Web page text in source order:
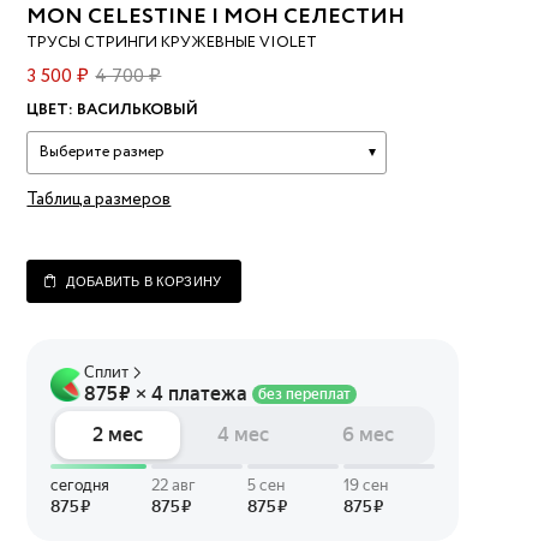
MON CELESTINE | МОН СЕЛЕСТИН
ТРУСЫ СТРИНГИ КРУЖЕВНЫЕ VIOLET
3 500 ₽ 4 700 ₽
ЦВЕТ: ВАСИЛЬКОВЫЙ
Выберите размер
Таблица размеров
ДОБАВИТЬ В КОРЗИНУ